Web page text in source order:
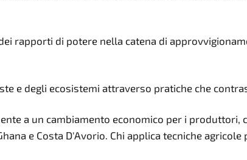
rapporti di potere nella catena di
e degli ecosistemi attraverso pratiche che
a un cambiamento economico per i produttori,
e Costa D'Avorio. Chi applica tecniche